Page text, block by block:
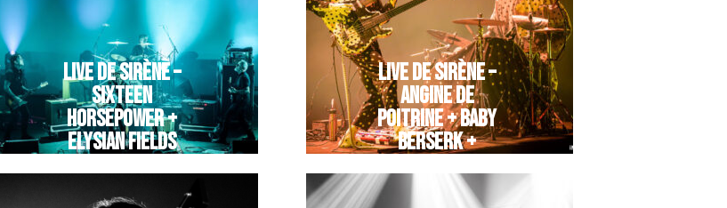
LIVE DE SIRÈNE –
SIXTEEN
HORSEPOWER +
ELYSIAN FIELDS
LIVE DE SIRÈNE –
ANGINE DE
POITRINE + BABY
BERSERK +
MYNAMEISLEONIDAS